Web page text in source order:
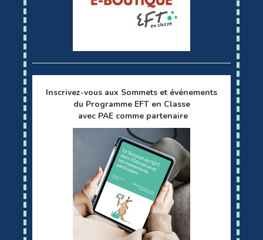
Inscrivez-vous aux Sommets et événements
du Programme EFT en Classe
avec PAE comme partenaire